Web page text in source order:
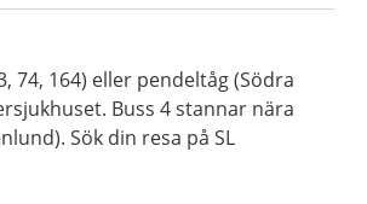
74, 164) eller pendeltåg (Södra
Buss 4 stannar nära
Sök din resa på SL